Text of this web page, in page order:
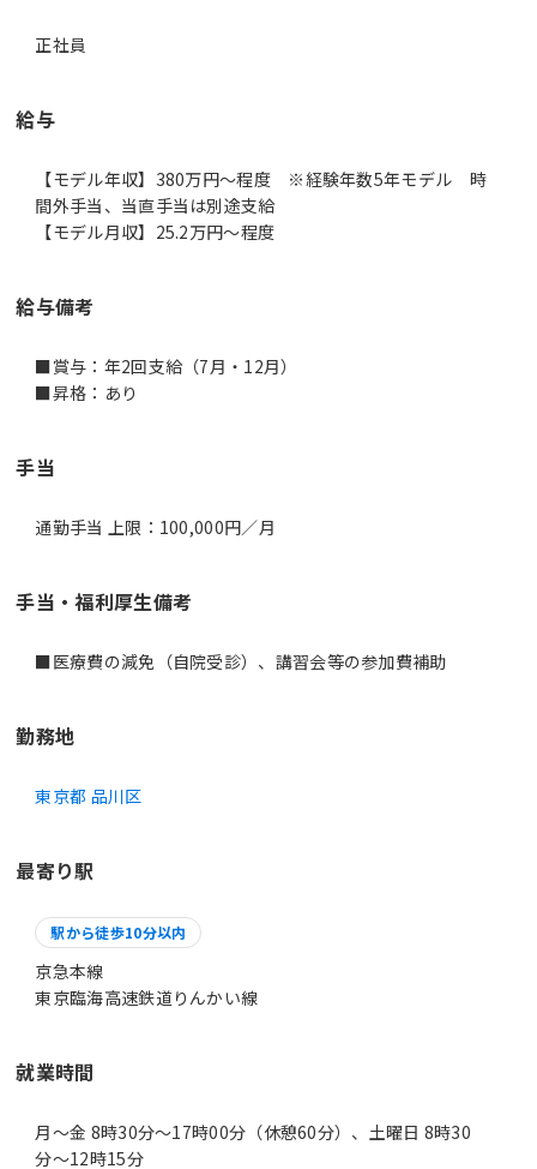
正社員
給与
【モデル年収】380万円〜程度 ※経験年数5年モデル 時
間外手当、当直手当は別途支給
【モデル月収】25.2万円〜程度
給与備考
■賞与：年2回支給（7月・12月）
■昇格：あり
手当
通勤手当 上限：100,000円／月
手当・福利厚生備考
■医療費の減免（自院受診）、講習会等の参加費補助
勤務地
東京都 品川区
最寄り駅
駅から徒歩10分以内
京急本線
東京臨海高速鉄道りんかい線
就業時間
月～金 8時30分〜17時00分（休憩60分）、土曜日 8時30
分〜12時15分